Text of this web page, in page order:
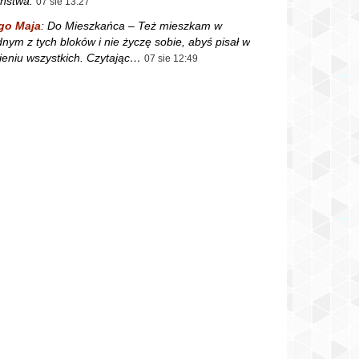
Maja: Do Mieszkańca – Też mieszkam w
z tych bloków i nie życzę sobie, abyś pisał w
wszystkich. Czytając… 07 sie 12:49